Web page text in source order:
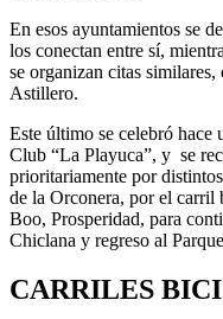
En esos ayuntamientos se
los conectan entre sí,
se organizan citas
Astillero.
Este último se celebró hace
Club “La Playuca”, y se
prioritariamente por
de la Orconera, por el
Boo, Prosperidad, para
Chiclana y regreso al
CARRILES BICI